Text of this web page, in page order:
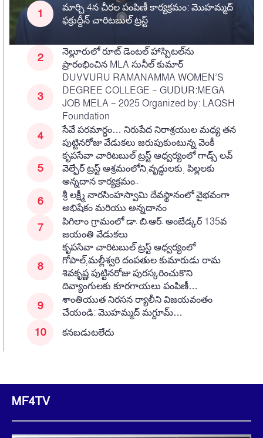
మార్చి 4న చీరల పంపిణీ కార్యక్రమం: మొహమ్మద్
ఫక్రుద్దీన్ చారిటబుల్ ట్రస్ట్
నెల్లూరులో రూట్ డెంటల్ హాస్పిటల్‌ను
ప్రారంభించిన MLA సునీల్ కుమార్
DUVVURU RAMANAMMA WOMEN’S
DEGREE COLLEGE – GUDUR:MEGA
JOB MELA – 2025 Organized by: LAQSH
Foundation
సేవే పరమార్ధం… నిరుపేద నిరాశ్రయుల మధ్య తన
పుట్టినరోజు వేడుకలు జరుపుకుంటున్న వెంకీ
కృపసేవా చారిటబుల్ ట్రస్ట్ ఆధ్వర్యంలో గాడ్స్ లవ్
వెల్ఫేర్ ట్రస్ట్ ఆశ్రమంలోని,వృద్ధులకు, పిల్లలకు
అన్నదాన కార్యక్రమం..
శ్రీ లక్ష్మీ నారసింహస్వామి దేవస్థానంలో వైభవంగా
అభిషేకం మరియు అన్నదానం
పిగిలాం గ్రామంలో డా. బి.ఆర్. అంబేడ్కర్ 135వ
జయంతి వేడుకలు
కృపసేవా చారిటబుల్ ట్రస్ట్ ఆధ్వర్యంలో
గోపాల్,మల్లీశ్వరి దంపతుల కుమారుడు రామ
శివకృష్ణ పుట్టినరోజు పురస్కరించుకొని
దివ్యాంగులకు కూరగాయలు పంపిణీ…
శాంతియుత నిరసన ర్యాలీని విజయవంతం
చేయండి: మొహమ్మద్ మగ్దూమ్…
కనబడుటలేదు
MF4TV